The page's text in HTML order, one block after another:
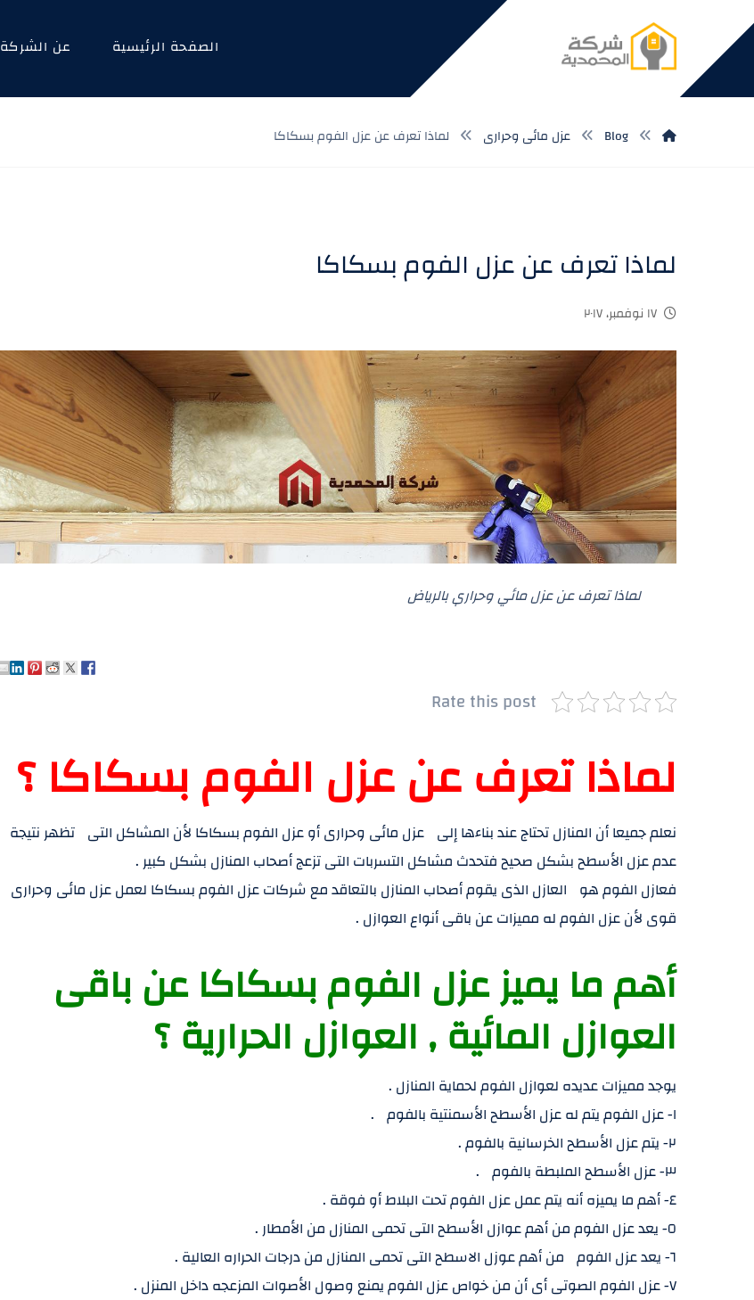
الصفحة الرئيسية عن الشركة
Blog عزل مائى وحرارى لماذا تعرف عن عزل الفوم بسكاكا
لماذا تعرف عن عزل الفوم بسكاكا
١٧ نوفمبر، ٢٠١٧
لماذا تعرف عن عزل مائي وحراري بالرياض
Rate this post
لماذا تعرف عن عزل الفوم بسكاكا ؟
نعلم جميعا أن المنازل تحتاج عند بناءها إلى عزل مائى وحرارى أو عزل الفوم بسكاكا لأن المشاكل التى تظهر نتيجة
عدم عزل الأسطح بشكل صحيح فتحدث مشاكل التسربات التى تزعج أصحاب المنازل بشكل كبير .
فعازل الفوم هو العازل الذى يقوم أصحاب المنازل بالتعاقد مع شركات عزل الفوم بسكاكا لعمل عزل مائى وحرارى
قوى لأن عزل الفوم له مميزات عن باقى أنواع العوازل .
أهم ما يميز عزل الفوم بسكاكا عن باقى
العوازل المائية , العوازل الحرارية ؟
يوجد مميزات عديده لعوازل الفوم لحماية المنازل .
١- عزل الفوم يتم له عزل الأسطح الأسمنتية بالفوم .
٢- يتم عزل الأسطح الخرسانية بالفوم .
٣- عزل الأسطح الملبطة بالفوم .
٤- أهم ما يميزه أنه يتم عمل عزل الفوم تحت البلاط أو فوقة .
٥- يعد عزل الفوم من أهم عوازل الأسطح التى تحمى المنازل من الأمطار .
٦- يعد عزل الفوم من أهم عوزل الاسطح التى تحمى المنازل من درجات الحراره العالية .
٧- عزل الفوم الصوتى أى أن من خواص عزل الفوم يمنع وصول الأصوات المزعجه داخل المنزل .